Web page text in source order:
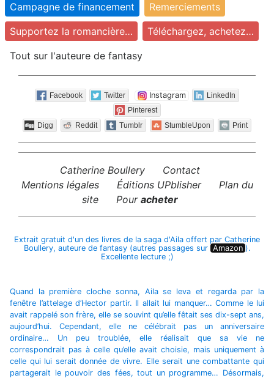
Campagne de financement
Remerciements
Supportez la romancière…
Téléchargez, achetez…
Tout sur l'auteure de fantasy
Facebook Twitter Instagram
LinkedIn
Pinterest
Digg
Reddit Tumblr StumbleUpon Print
Catherine Boullery
Contact
Mentions légales
Éditions UPblisher
Plan du
site
Pour acheter
Extrait gratuit d'un des livres de la saga d'Aila offert par Catherine
Boullery, auteure de fantasy (autres passages sur Amazon ).
Excellente lecture ;)
Quand la première cloche sonna, Aila se leva et regarda par la
fenêtre l’attelage d’Hector partir. Il allait lui manquer… Comme le lui
avait rappelé son frère, elle se souvint qu’elle fêtait ses dix-sept ans,
aujourd’hui. Cependant, elle ne célébrait pas un anniversaire
ordinaire… Un peu troublée, elle réalisait que sa vie ne
correspondrait pas à celle qu’elle avait choisie, mais uniquement à
celle qui lui serait donnée de vivre. Elle serait une combattante qui
partagerait le pouvoir des fées, tout un programme… Désormais,